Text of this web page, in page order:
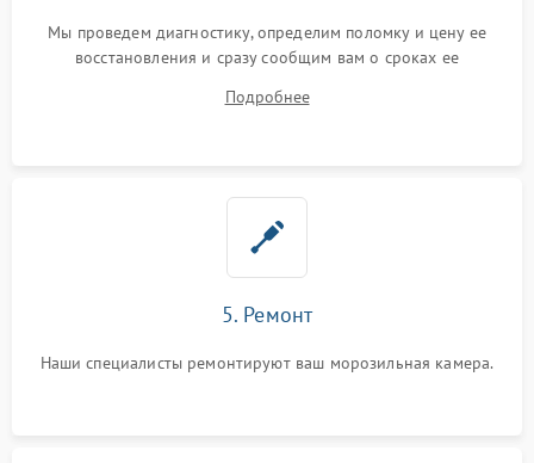
Мы проведем диагностику, определим поломку и цену ее
восстановления и сразу сообщим вам о сроках ее
Подробнее
5. Ремонт
Наши специалисты ремонтируют ваш морозильная камера.